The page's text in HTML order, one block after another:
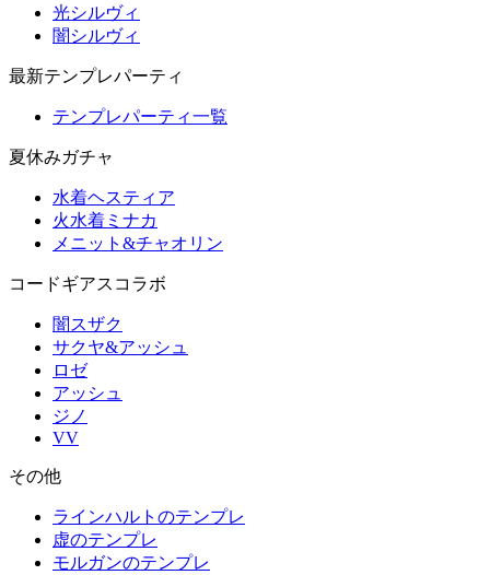
光シルヴィ
闇シルヴィ
最新テンプレパーティ
テンプレパーティ一覧
夏休みガチャ
水着ヘスティア
火水着ミナカ
メニット&チャオリン
コードギアスコラボ
闇スザク
サクヤ&アッシュ
ロゼ
アッシュ
ジノ
VV
その他
ラインハルトのテンプレ
虚のテンプレ
モルガンのテンプレ